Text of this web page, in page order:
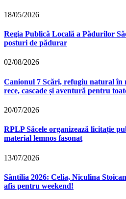
18/05/2026
Regia Publică Locală a Pădurilor
posturi de pădurar
02/08/2026
Canionul 7 Scări, refugiu natural în
rece, cascade și aventură pentru
20/07/2026
RPLP Săcele organizează licitație
material lemnos fasonat
13/07/2026
Sântilia 2026: Celia, Niculina
afis pentru weekend!